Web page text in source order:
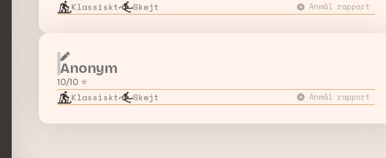
Klassiskt Skejt Anmäl rapport
Anonym
10/10 ⭐️
Klassiskt Skejt Anmäl rapport